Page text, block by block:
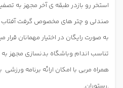
استخر رو بازدر طبقه ی آخر مجهز به
صندلی و چتر های مخصوص گرفت
به صورت رایگان در اختیار مهمانان قرار
تناسب اندام وباشگاه بدنسازی مجهز
همراه مربی با امکان ارائه برنامه ورزشی
.رستوران.